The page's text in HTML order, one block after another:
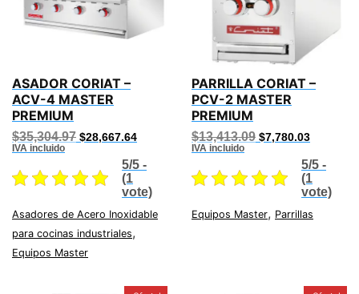
ASADOR CORIAT –
ACV-4 MASTER
PREMIUM
$35,304.97 Original
price
$35,304.97.
$28,667.64
price
is:
$28,667.64.
IVA incluido
5/5 -
(1
vote)
Asadores de Acero Inoxidable
para cocinas industriales,
Equipos Master
PARRILLA CORIAT –
PCV-2 MASTER
PREMIUM
$13,413.09 Original
price
$13,413.09.
$7,780.03
price
is:
IVA incluido
5/5 -
(1
vote)
Equipos Master, Parrillas